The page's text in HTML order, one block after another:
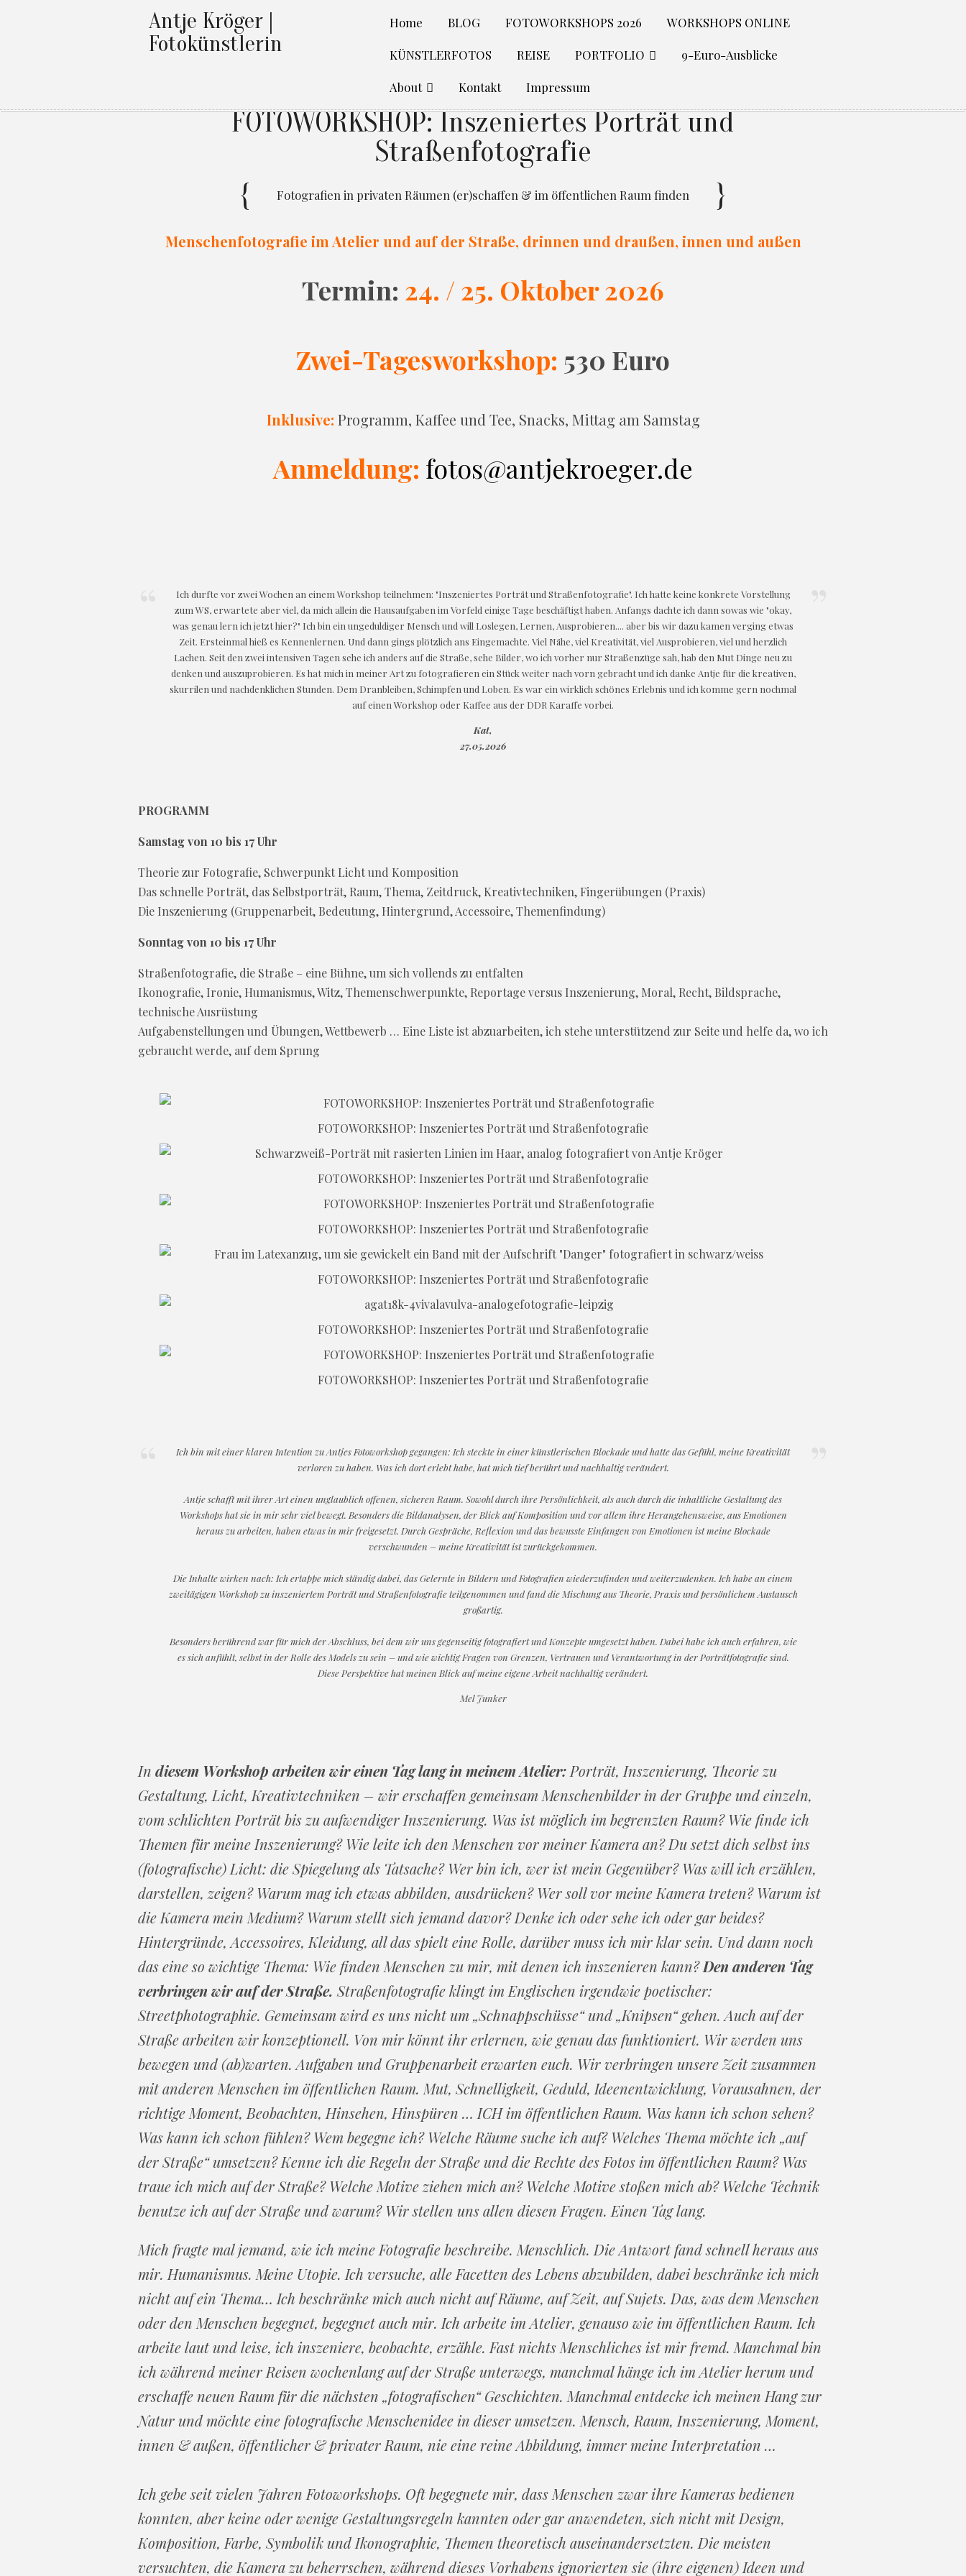
Antje Kröger |
Fotokünstlerin
Home BLOG FOTOWORKSHOPS 2026 WORKSHOPS ONLINE
KÜNSTLERFOTOS REISE PORTFOLIO 9-Euro-Ausblicke
About Kontakt Impressum
FOTOWORKSHOP: Inszeniertes Porträt und
Straßenfotografie
Fotografien in privaten Räumen (er)schaffen & im öffentlichen Raum finden
Menschenfotografie im Atelier und auf der Straße, drinnen und draußen, innen und außen
Termin: 24. / 25. Oktober 2026
Zwei-Tagesworkshop: 530 Euro
Inklusive: Programm, Kaffee und Tee, Snacks, Mittag am Samstag
Anmeldung: fotos@antjekroeger.de
Ich durfte vor zwei Wochen an einem Workshop teilnehmen: "Inszeniertes Porträt und Straßenfotografie". Ich hatte keine konkrete Vorstellung
zum WS, erwartete aber viel, da mich allein die Hausaufgaben im Vorfeld einige Tage beschäftigt haben. Anfangs dachte ich dann sowas wie "okay,
was genau lern ich jetzt hier?" Ich bin ein ungeduldiger Mensch und will Loslegen, Lernen, Ausprobieren.... aber bis wir dazu kamen verging etwas
Zeit. Ersteinmal hieß es Kennenlernen. Und dann gings plötzlich ans Eingemachte. Viel Nähe, viel Kreativität, viel Ausprobieren, viel und herzlich
Lachen. Seit den zwei intensiven Tagen sehe ich anders auf die Straße, sehe Bilder, wo ich vorher nur Straßenzüge sah, hab den Mut Dinge neu zu
denken und auszuprobieren. Es hat mich in meiner Art zu fotografieren ein Stück weiter nach vorn gebracht und ich danke Antje für die kreativen,
skurrilen und nachdenklichen Stunden. Dem Dranbleiben, Schimpfen und Loben. Es war ein wirklich schönes Erlebnis und ich komme gern nochmal
auf einen Workshop oder Kaffee aus der DDR Karaffe vorbei.
Kat,
27.05.2026
PROGRAMM
Samstag von 10 bis 17 Uhr
Theorie zur Fotografie, Schwerpunkt Licht und Komposition
Das schnelle Porträt, das Selbstporträt, Raum, Thema, Zeitdruck, Kreativtechniken, Fingerübungen (Praxis)
Die Inszenierung (Gruppenarbeit, Bedeutung, Hintergrund, Accessoire, Themenfindung)
Sonntag von 10 bis 17 Uhr
Straßenfotografie, die Straße – eine Bühne, um sich vollends zu entfalten
Ikonografie, Ironie, Humanismus, Witz, Themenschwerpunkte, Reportage versus Inszenierung, Moral, Recht, Bildsprache,
technische Ausrüstung
Aufgabenstellungen und Übungen, Wettbewerb … Eine Liste ist abzuarbeiten, ich stehe unterstützend zur Seite und helfe da, wo ich
gebraucht werde, auf dem Sprung
FOTOWORKSHOP: Inszeniertes Porträt und Straßenfotografie
FOTOWORKSHOP: Inszeniertes Porträt und Straßenfotografie
FOTOWORKSHOP: Inszeniertes Porträt und Straßenfotografie
FOTOWORKSHOP: Inszeniertes Porträt und Straßenfotografie
FOTOWORKSHOP: Inszeniertes Porträt und Straßenfotografie
FOTOWORKSHOP: Inszeniertes Porträt und Straßenfotografie
Ich bin mit einer klaren Intention zu Antjes Fotoworkshop gegangen: Ich steckte in einer künstlerischen Blockade und hatte das Gefühl, meine Kreativität
verloren zu haben. Was ich dort erlebt habe, hat mich tief berührt und nachhaltig verändert.
Antje schafft mit ihrer Art einen unglaublich offenen, sicheren Raum. Sowohl durch ihre Persönlichkeit, als auch durch die inhaltliche Gestaltung des
Workshops hat sie in mir sehr viel bewegt. Besonders die Bildanalysen, der Blick auf Komposition und vor allem ihre Herangehensweise, aus Emotionen
heraus zu arbeiten, haben etwas in mir freigesetzt. Durch Gespräche, Reflexion und das bewusste Einfangen von Emotionen ist meine Blockade
verschwunden – meine Kreativität ist zurückgekommen.
Die Inhalte wirken nach: Ich ertappe mich ständig dabei, das Gelernte in Bildern und Fotografien wiederzufinden und weiterzudenken. Ich habe an einem
zweitägigen Workshop zu inszeniertem Porträt und Straßenfotografie teilgenommen und fand die Mischung aus Theorie, Praxis und persönlichem Austausch
großartig.
Besonders berührend war für mich der Abschluss, bei dem wir uns gegenseitig fotografiert und Konzepte umgesetzt haben. Dabei habe ich auch erfahren, wie
es sich anfühlt, selbst in der Rolle des Models zu sein – und wie wichtig Fragen von Grenzen, Vertrauen und Verantwortung in der Porträtfotografie sind.
Diese Perspektive hat meinen Blick auf meine eigene Arbeit nachhaltig verändert.
Mel Junker
In diesem Workshop arbeiten wir einen Tag lang in meinem Atelier: Porträt, Inszenierung, Theorie zu
Gestaltung, Licht, Kreativtechniken – wir erschaffen gemeinsam Menschenbilder in der Gruppe und einzeln,
vom schlichten Porträt bis zu aufwendiger Inszenierung. Was ist möglich im begrenzten Raum? Wie finde ich
Themen für meine Inszenierung? Wie leite ich den Menschen vor meiner Kamera an? Du setzt dich selbst ins
(fotografische) Licht: die Spiegelung als Tatsache? Wer bin ich, wer ist mein Gegenüber? Was will ich erzählen,
darstellen, zeigen? Warum mag ich etwas abbilden, ausdrücken? Wer soll vor meine Kamera treten? Warum ist
die Kamera mein Medium? Warum stellt sich jemand davor? Denke ich oder sehe ich oder gar beides?
Hintergründe, Accessoires, Kleidung, all das spielt eine Rolle, darüber muss ich mir klar sein. Und dann noch
das eine so wichtige Thema: Wie finden Menschen zu mir, mit denen ich inszenieren kann?Den anderen Tag
verbringen wir auf der Straße. Straßenfotografie klingt im Englischen irgendwie poetischer:
Streetphotographie. Gemeinsam wird es uns nicht um „Schnappschüsse“ und „Knipsen“ gehen. Auch auf der
Straße arbeiten wir konzeptionell. Von mir könnt ihr erlernen, wie genau das funktioniert. Wir werden uns
bewegen und (ab)warten. Aufgaben und Gruppenarbeit erwarten euch. Wir verbringen unsere Zeit zusammen
mit anderen Menschen im öffentlichen Raum. Mut, Schnelligkeit, Geduld, Ideenentwicklung, Vorausahnen, der
richtige Moment, Beobachten, Hinsehen, Hinspüren … ICH im öffentlichen Raum. Was kann ich schon sehen?
Was kann ich schon fühlen? Wem begegne ich? Welche Räume suche ich auf? Welches Thema möchte ich „auf
der Straße“ umsetzen? Kenne ich die Regeln der Straße und die Rechte des Fotos im öffentlichen Raum? Was
traue ich mich auf der Straße? Welche Motive ziehen mich an? Welche Motive stoßen mich ab? Welche Technik
benutze ich auf der Straße und warum? Wir stellen uns allen diesen Fragen. Einen Tag lang.
Mich fragte mal jemand, wie ich meine Fotografie beschreibe. Menschlich. Die Antwort fand schnell heraus aus
mir. Humanismus. Meine Utopie. Ich versuche, alle Facetten des Lebens abzubilden, dabei beschränke ich mich
nicht auf ein Thema… Ich beschränke mich auch nicht auf Räume, auf Zeit, auf Sujets. Das, was dem Menschen
oder den Menschen begegnet, begegnet auch mir. Ich arbeite im Atelier, genauso wie im öffentlichen Raum. Ich
arbeite laut und leise, ich inszeniere, beobachte, erzähle. Fast nichts Menschliches ist mir fremd. Manchmal bin
ich während meiner Reisen wochenlang auf der Straße unterwegs, manchmal hänge ich im Atelier herum und
erschaffe neuen Raum für die nächsten „fotografischen“ Geschichten. Manchmal entdecke ich meinen Hang zur
Natur und möchte eine fotografische Menschenidee in dieser umsetzen. Mensch, Raum, Inszenierung, Moment,
innen & außen, öffentlicher & privater Raum, nie eine reine Abbildung, immer meine Interpretation …
Ich gebe seit vielen Jahren Fotoworkshops. Oft begegnete mir, dass Menschen zwar ihre Kameras bedienen
konnten, aber keine oder wenige Gestaltungsregeln kannten oder gar anwendeten, sich nicht mit Design,
Komposition, Farbe, Symbolik und Ikonographie, Themen theoretisch auseinandersetzten. Die meisten
versuchten, die Kamera zu beherrschen, während dieses Vorhabens ignorierten sie (ihre eigenen) Ideen und